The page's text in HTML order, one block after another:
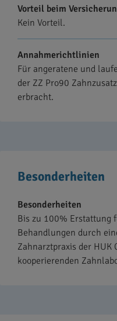
Vorteil beim
Kein Vorteil.
Annahmerichtlinien
Für angeratene und
der ZZ Pro90
erbracht.
Besonderheiten
Besonderheiten
Bis zu 100% Erstattung
Behandlungen durch
Zahnarztpraxis der HUK
kooperierenden